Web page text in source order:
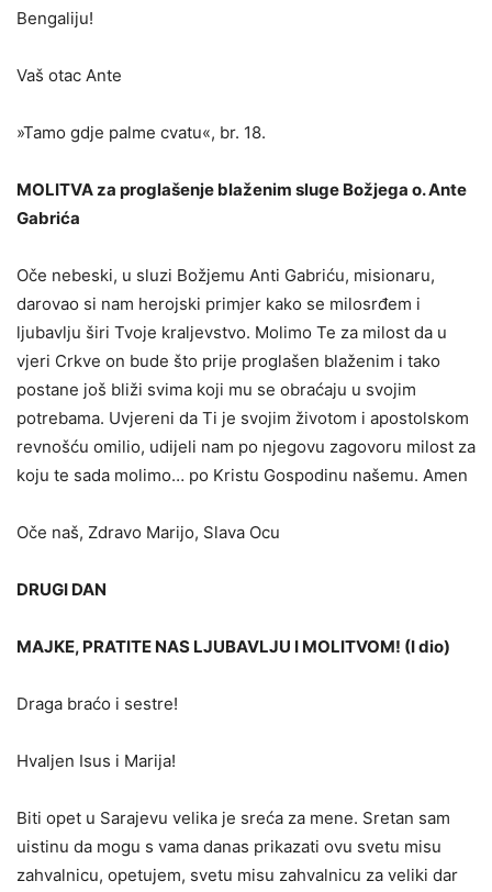
Bengaliju!
Vaš otac Ante
»Tamo gdje palme cvatu«, br. 18.
MOLITVA za proglašenje blaženim sluge Božjega o. Ante
Gabrića
Oče nebeski, u sluzi Božjemu Anti Gabriću, misionaru,
darovao si nam herojski primjer kako se milosrđem i
ljubavlju širi Tvoje kraljevstvo. Molimo Te za milost da u
vjeri Crkve on bude što prije proglašen blaženim i tako
postane još bliži svima koji mu se obraćaju u svojim
potrebama. Uvjereni da Ti je svojim životom i apostolskom
revnošću omilio, udijeli nam po njegovu zagovoru milost za
koju te sada molimo… po Kristu Gospodinu našemu. Amen
Oče naš, Zdravo Marijo, Slava Ocu
DRUGI DAN
MAJKE, PRATITE NAS LJUBAVLJU I MOLITVOM! (I dio)
Draga braćo i sestre!
Hvaljen Isus i Marija!
Biti opet u Sarajevu velika je sreća za mene. Sretan sam
uisti­nu da mogu s vama danas prikazati ovu svetu misu
zahvalnicu, ope­tujem, svetu misu zahvalnicu za veliki dar